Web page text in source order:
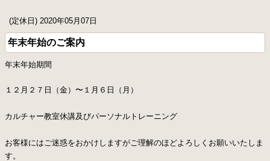
(定休日) 2020年05月07日
年末年始のご案内
年末年始期間
１２月２７日（金）〜１月６日（月）
カルチャー教室休講及びパーソナルトレーニング
お客様にはご迷惑をおかけしますがご理解のほどよろしくお願いいたしま
す。